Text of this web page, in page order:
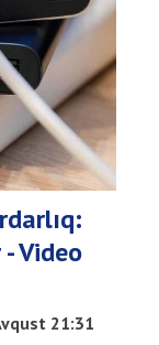
Video
21:31